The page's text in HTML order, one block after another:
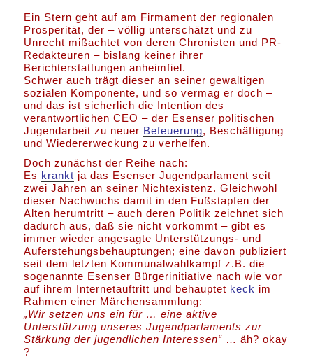
Ein Stern geht auf am Firmament der regionalen
Prosperität, der – völlig unterschätzt und zu
Unrecht mißachtet von deren Chronisten und PR-
Redakteuren – bislang keiner ihrer
Berichterstattungen anheimfiel.
Schwer auch trägt dieser an seiner gewaltigen
sozialen Komponente, und so vermag er doch –
und das ist sicherlich die Intention des
verantwortlichen CEO – der Esenser politischen
Jugendarbeit zu neuer Befeuerung, Beschäftigung
und Wiedererweckung zu verhelfen.
Doch zunächst der Reihe nach:
Es krankt ja das Esenser Jugendparlament seit
zwei Jahren an seiner Nichtexistenz. Gleichwohl
dieser Nachwuchs damit in den Fußstapfen der
Alten herumtritt – auch deren Politik zeichnet sich
dadurch aus, daß sie nicht vorkommt – gibt es
immer wieder angesagte Unterstützungs- und
Auferstehungsbehauptungen; eine davon publiziert
seit dem letzten Kommunalwahlkampf z.B. die
sogenannte Esenser Bürgerinitiative nach wie vor
auf ihrem Internetauftritt und behauptet keck im
Rahmen einer Märchensammlung:
„Wir setzen uns ein für … eine aktive
Unterstützung unseres Jugendparlaments zur
Stärkung der jugendlichen Interessen“ … äh? okay
?